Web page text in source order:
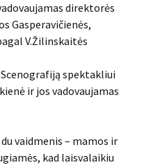
direktorės
Gasperavičienės,
V.Žilinskaitės
Scenografiją spektakliui
ir jos vadovaujamas
vaidmenis – mamos ir
kad laisvalaikiu